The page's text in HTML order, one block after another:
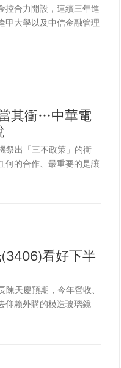
控合力開設，連續三年進
甲大學以及中信金融管理
產業，如生成式人工智
其衝…中華電
祭出「三不政策」的衝
何的合作、最重要的是讓
有比較明朗的內容再對
看好下半
天慶預期，今年營收、
仰賴外購的模造玻璃鏡
、車子都會需要視覺辨